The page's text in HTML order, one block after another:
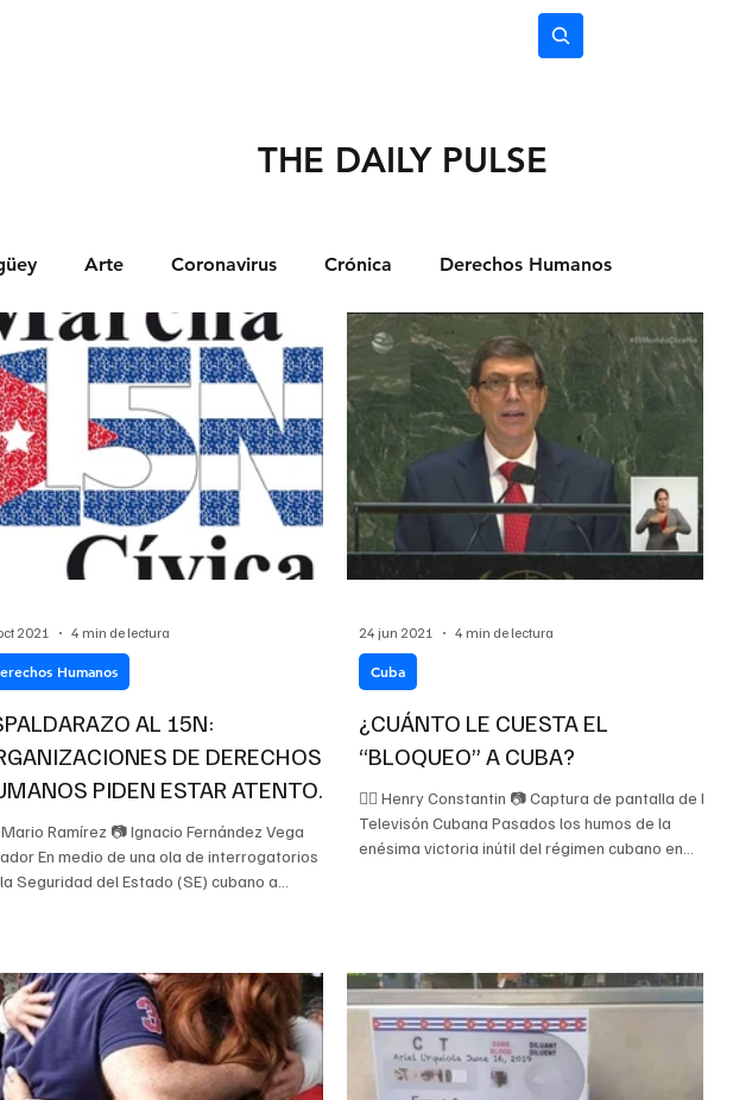
THE DAILY PULSE
Arte Coronavirus Crónica Derechos Humanos
Nacionales Medio Ambiente Noticias Ocio y Lugares
Tecnología Salud Actualidad
AL 15N:
DE DERECHOS
PIDEN ESTAR ATENTOS
RESPUESTA DEL RÉGIME
Ramírez 📷 Ignacio Fernández Vega
En medio de una ola de interrogatorios
Seguridad del Estado (SE) cubano a...
Humanos
2021 4 min de lectura
¿CUÁNTO LE CUESTA EL
“BLOQUEO” A CUBA?
✍🏻 Henry Constantin 📷 Captura de pantalla de la
Televisón Cubana Pasados los humos de la
enésima victoria inútil del régimen cubano en...
Cuba
24 jun 2021 4 min de lectura